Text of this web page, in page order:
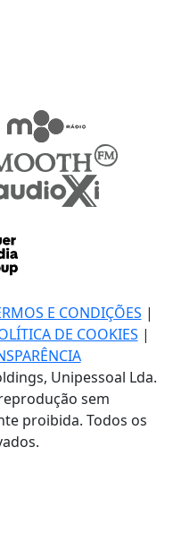
E CONDIÇÕES |
DE COOKIES |
Unipessoal Lda.
sem
proibida. Todos os